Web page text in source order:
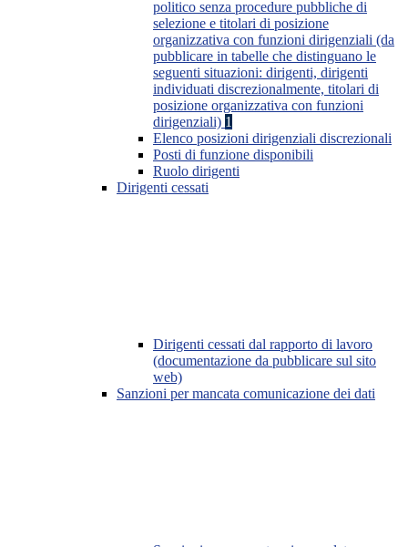
politico senza procedure pubbliche di
selezione e titolari di posizione
organizzativa con funzioni dirigenziali (da
pubblicare in tabelle che distinguano le
seguenti situazioni: dirigenti, dirigenti
individuati discrezionalmente, titolari di
posizione organizzativa con funzioni
dirigenziali) 1
Elenco posizioni dirigenziali discrezionali
Posti di funzione disponibili
Ruolo dirigenti
Dirigenti cessati
Dirigenti cessati dal rapporto di lavoro
(documentazione da pubblicare sul sito
web)
Sanzioni per mancata comunicazione dei dati